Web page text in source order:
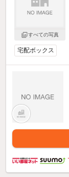
すべての写真
宅配ボックス